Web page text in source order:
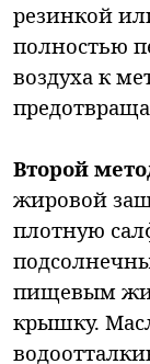
резинкой
полностью
воздуха к
Второй
жировой
плотную
пищевым
крышку.